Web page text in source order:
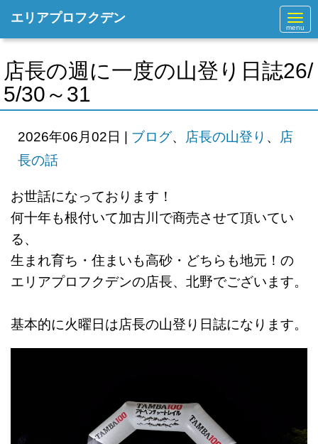
N
a
v
g
a
o
エリアプロフクデン
店長の週に一度の山登り日誌26/
5/30～31
2026年06月02日 | ブログ、 店長の山登り 、 店
長の話
お世話になっております！
何十年も根付いて加古川で商売させて頂いてい
る、
生まれ育ち・住まいも高砂・どちらも地元！の
エリアプロフクデンの店長、北野でございます。
基本的に火曜日は店長の山登り日誌になります。